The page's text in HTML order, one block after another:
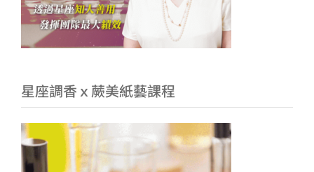
星座調香ｘ蕨美紙藝課程